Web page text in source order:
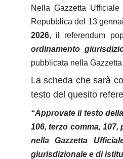
Nella Gazzetta
Repubblica del 13
2026, il referendum
ordinamento
pubblicata nella
La scheda che sarà
testo del quesito
“Approvate il testo
106, terzo comma,
nella Gazzetta
giurisdizionale e di